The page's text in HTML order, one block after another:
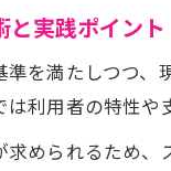
監
実践ポイント
を満たしつつ
利用者の特性
められるため